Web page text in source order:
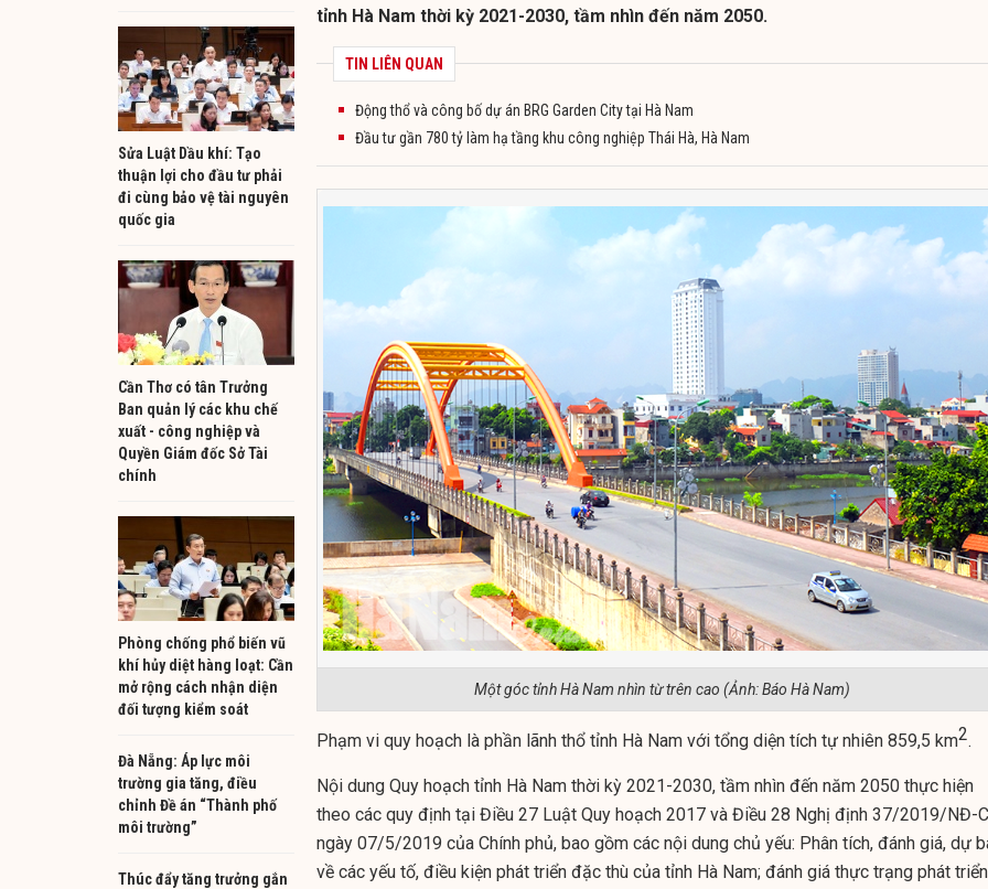
Sửa Luật Dầu khí: Tạo
thuận lợi cho đầu tư phải
đi cùng bảo vệ tài nguyên
quốc gia
Cần Thơ có tân Trưởng
Ban quản lý các khu chế
xuất - công nghiệp và
Quyền Giám đốc Sở Tài
chính
Phòng chống phổ biến vũ
khí hủy diệt hàng loạt: Cần
mở rộng cách nhận diện
đối tượng kiểm soát
Đà Nẵng: Áp lực môi
trường gia tăng, điều
chỉnh Đề án “Thành phố
môi trường”
Thúc đẩy tăng trưởng gắn
tỉnh Hà Nam thời kỳ 2021-2030, tầm nhìn đến năm 2050.
TIN LIÊN QUAN
Động thổ và công bố dự án BRG Garden City tại Hà Nam
Đầu tư gần 780 tỷ làm hạ tầng khu công nghiệp Thái Hà, Hà Nam
Một góc tỉnh Hà Nam nhìn từ trên cao (Ảnh: Báo Hà Nam)
Phạm vi quy hoạch là phần lãnh thổ tỉnh Hà Nam với tổng diện tích tự nhiên 859,5 km2.
Nội dung Quy hoạch tỉnh Hà Nam thời kỳ 2021-2030, tầm nhìn đến năm 2050 thực hiện
theo các quy định tại Điều 27 Luật Quy hoạch 2017 và Điều 28 Nghị định 37/2019/NĐ-
ngày 07/5/2019 của Chính phủ, bao gồm các nội dung chủ yếu: Phân tích, đánh giá, dự
về các yếu tố, điều kiện phát triển đặc thù của tỉnh Hà Nam; đánh giá thực trạng phát triển